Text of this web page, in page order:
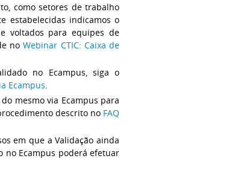
como setores de trabalho
estabelecidas indicamos o
voltados para equipes de
noWebinar CTIC: Caixa de
no Ecampus, siga o
Ecampus.
mesmo via Ecampus para
descrito no FAQ
em que a Validação ainda
no Ecampus poderá efetuar